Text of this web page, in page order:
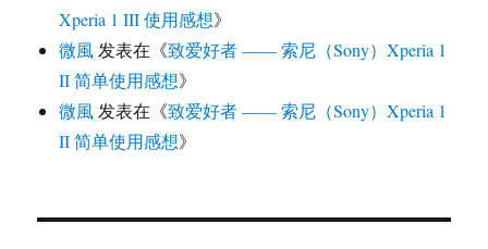
Xperia 1 III 使用感想》
微風 发表在《致爱好者 —— 索尼（Sony）Xperia 1
II 简单使用感想》
微風 发表在《致爱好者 —— 索尼（Sony）Xperia 1
II 简单使用感想》